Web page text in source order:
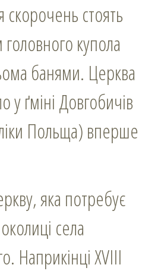
скорочень стоять
головного купола
банями. Церква
ґміні Довгобичів
Польща) вперше
яка потребує
села
Наприкінці ХVIII